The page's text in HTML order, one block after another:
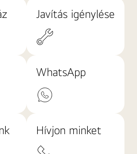
Javítás igénylése
WhatsApp
Hívjon minket